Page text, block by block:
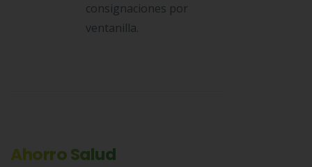
consignaciones por
ventanilla.
Ahorro Salud